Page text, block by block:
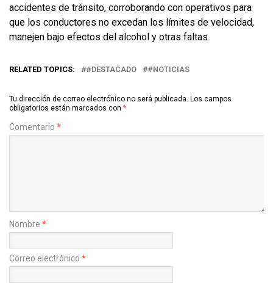
accidentes de tránsito, corroborando con operativos para
que los conductores no excedan los límites de velocidad,
manejen bajo efectos del alcohol y otras faltas.
RELATED TOPICS: #DESTACADO #NOTICIAS
Tu dirección de correo electrónico no será publicada. Los campos
obligatorios están marcados con *
Comentario *
Nombre *
Correo electrónico *